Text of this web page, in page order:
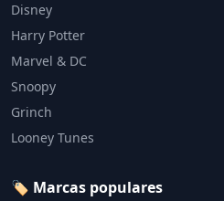
Disney
Harry Potter
Marvel & DC
Snoopy
Grinch
Looney Tunes
🏷️ Marcas populares